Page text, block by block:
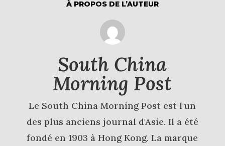
À PROPOS DE L’AUTEUR
South China
Morning Post
Le South China Morning Post est l'un
des plus anciens journal d'Asie. Il a été
fondé en 1903 à Hong Kong. La marque